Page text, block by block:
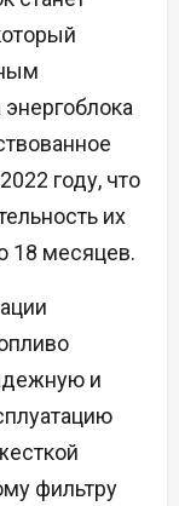
году, что
их
18 месяцев.
и
фильтру